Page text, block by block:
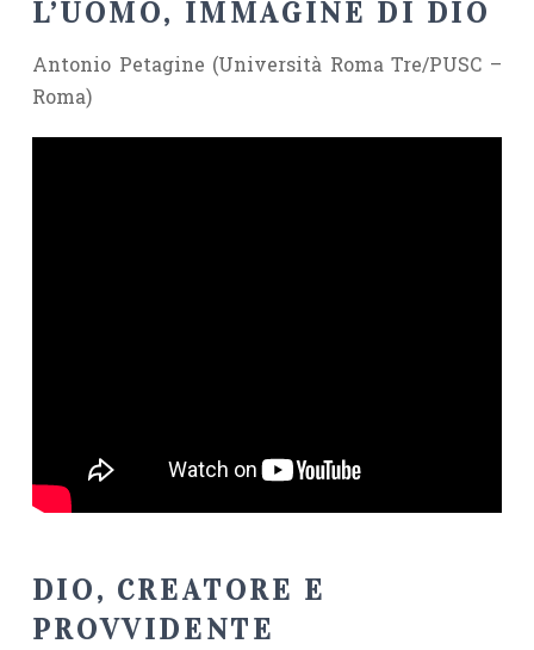
L’UOMO, IMMAGINE DI DIO
Antonio Petagine (Università Roma Tre/PUSC –
Roma)
DIO, CREATORE E
PROVVIDENTE